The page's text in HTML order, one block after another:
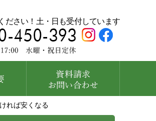
ださい！土・日も受付しています
れば安くなる